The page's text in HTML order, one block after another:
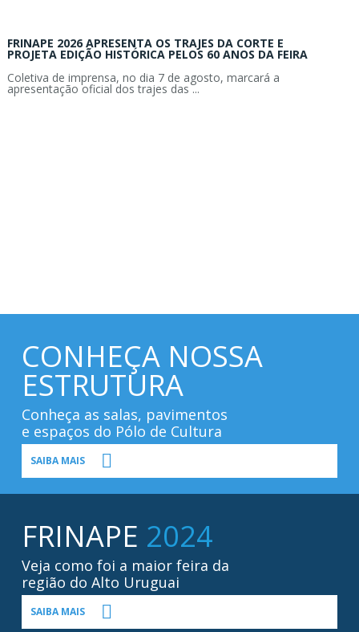
FRINAPE 2026 APRESENTA OS TRAJES DA CORTE E
PROJETA EDIÇÃO HISTÓRICA PELOS 60 ANOS DA FEIRA
Coletiva de imprensa, no dia 7 de agosto, marcará a
apresentação oficial dos trajes das ...
CONHEÇA NOSSA
ESTRUTURA
Conheça as salas, pavimentos
e espaços do Pólo de Cultura
SAIBA MAIS
FRINAPE 2024
Veja como foi a maior feira da
região do Alto Uruguai
SAIBA MAIS